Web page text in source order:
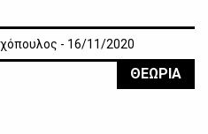
- 16/11/2020
ΘΕΩΡΙΑ